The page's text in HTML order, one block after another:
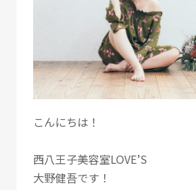
こんにちは！
西八王子美容室LOVE’S
大野健吾です！